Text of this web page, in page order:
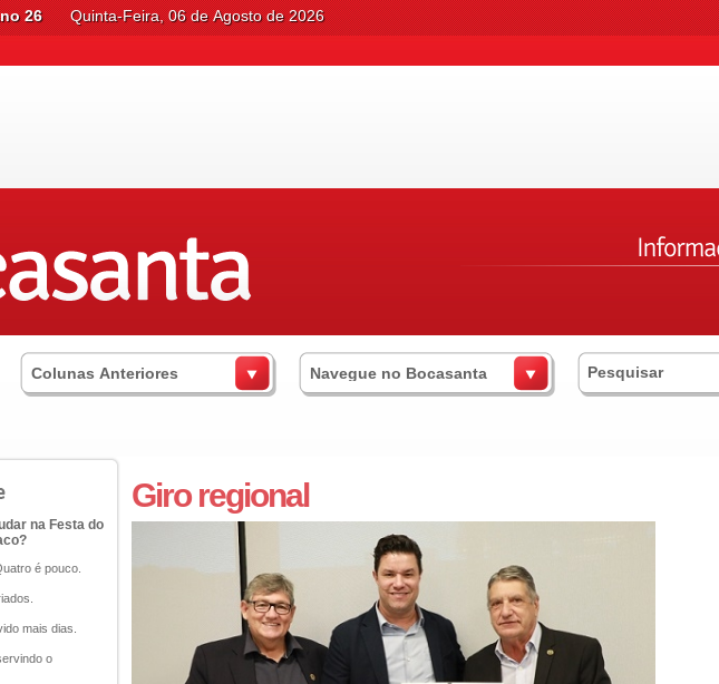
8697. Ano 26 Quinta-Feira, 06 de Agosto de 2026
Colunas Anteriores Navegue no Bocasanta
na Festa do
é pouco.
mais dias.
o
Giro regional